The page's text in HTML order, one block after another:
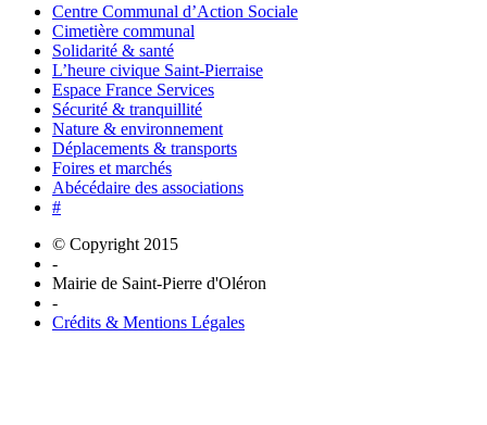
Centre Communal d’Action Sociale
Cimetière communal
Solidarité & santé
L’heure civique Saint-Pierraise
Espace France Services
Sécurité & tranquillité
Nature & environnement
Déplacements & transports
Foires et marchés
Abécédaire des associations
#
© Copyright 2015
-
Mairie de Saint-Pierre d'Oléron
-
Crédits & Mentions Légales